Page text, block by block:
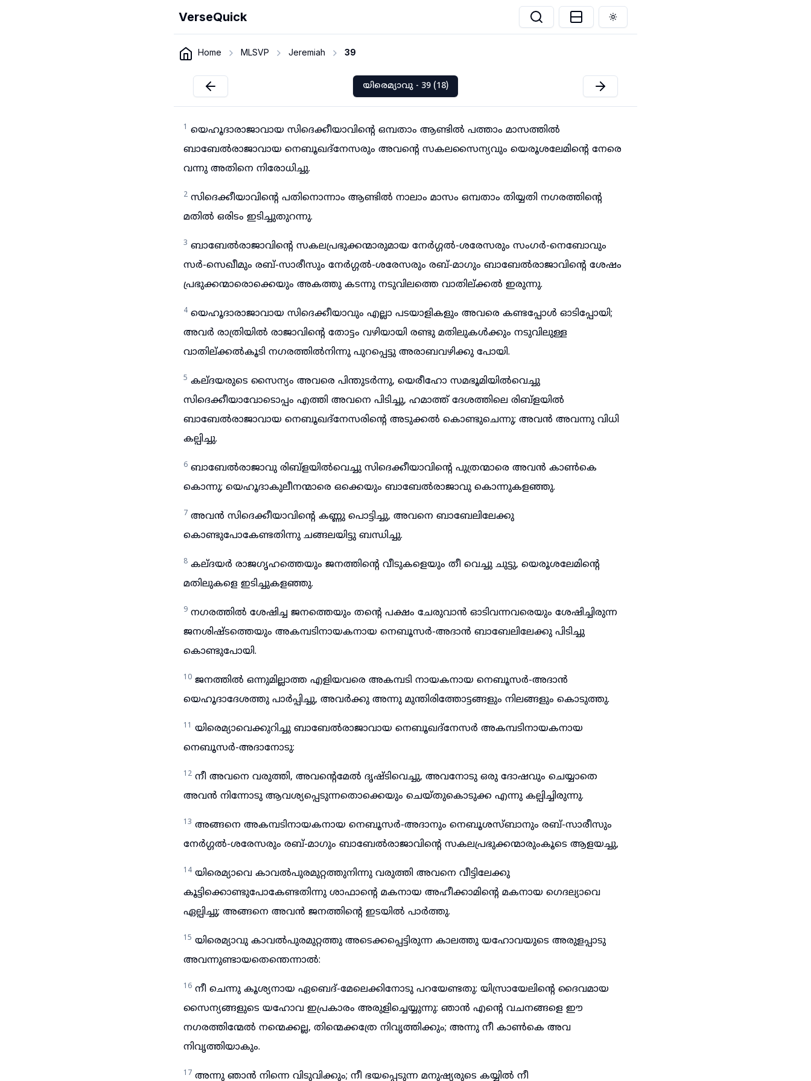
VerseQuick Toggle theme
Home MLSVP Jeremiah 39
യിരെമ്യാവു - 39 (18)
1 യെഹൂദാരാജാവായ സിദെക്കീയാവിന്റെ ഒമ്പതാം ആണ്ടിൽ പത്താം മാസത്തിൽ
ബാബേൽരാജാവായ നെബൂഖദ്നേസരും അവന്റെ സകലസൈന്യവും യെരൂശലേമിന്റെ നേരെ
വന്നു അതിനെ നിരോധിച്ചു.
2 സിദെക്കീയാവിന്റെ പതിനൊന്നാം ആണ്ടിൽ നാലാം മാസം ഒമ്പതാം തിയ്യതി നഗരത്തിന്റെ
മതിൽ ഒരിടം ഇടിച്ചുതുറന്നു.
3 ബാബേൽരാജാവിന്റെ സകലപ്രഭുക്കന്മാരുമായ നേർഗ്ഗൽ-ശരേസരും സംഗർ-നെബോവും
സർ-സെഖീമും രബ്-സാരീസും നേർഗ്ഗൽ-ശരേസരും രബ്-മാഗും ബാബേൽരാജാവിന്റെ ശേഷം
പ്രഭുക്കന്മാരൊക്കെയും അകത്തു കടന്നു നടുവിലത്തെ വാതില്ക്കൽ ഇരുന്നു.
4 യെഹൂദാരാജാവായ സിദെക്കീയാവും എല്ലാ പടയാളികളും അവരെ കണ്ടപ്പോൾ ഓടിപ്പോയി;
അവർ രാത്രിയിൽ രാജാവിന്റെ തോട്ടം വഴിയായി രണ്ടു മതിലുകൾക്കും നടുവിലുള്ള
വാതില്ക്കൽകൂടി നഗരത്തിൽനിന്നു പുറപ്പെട്ടു അരാബവഴിക്കു പോയി.
5 കല്ദയരുടെ സൈന്യം അവരെ പിന്തുടർന്നു, യെരീഹോ സമഭൂമിയിൽവെച്ചു
സിദെക്കീയാവോടൊപ്പം എത്തി അവനെ പിടിച്ചു, ഹമാത്ത് ദേശത്തിലെ രിബ്ളയിൽ
ബാബേൽരാജാവായ നെബൂഖദ്നേസരിന്റെ അടുക്കൽ കൊണ്ടുചെന്നു; അവൻ അവന്നു വിധി
കല്പിച്ചു.
6 ബാബേൽരാജാവു രിബ്ളയിൽവെച്ചു സിദെക്കീയാവിന്റെ പുത്രന്മാരെ അവൻ കാൺകെ
കൊന്നു; യെഹൂദാകുലീനന്മാരെ ഒക്കെയും ബാബേൽരാജാവു കൊന്നുകളഞ്ഞു.
7 അവൻ സിദെക്കീയാവിന്റെ കണ്ണു പൊട്ടിച്ചു, അവനെ ബാബേലിലേക്കു
കൊണ്ടുപോകേണ്ടതിന്നു ചങ്ങലയിട്ടു ബന്ധിച്ചു.
8 കല്ദയർ രാജഗൃഹത്തെയും ജനത്തിന്റെ വീടുകളെയും തീ വെച്ചു ചുട്ടു, യെരൂശലേമിന്റെ
മതിലുകളെ ഇടിച്ചുകളഞ്ഞു.
9 നഗരത്തിൽ ശേഷിച്ച ജനത്തെയും തന്റെ പക്ഷം ചേരുവാൻ ഓടിവന്നവരെയും ശേഷിച്ചിരുന്ന
ജനശിഷ്ടത്തെയും അകമ്പടിനായകനായ നെബൂസർ-അദാൻ ബാബേലിലേക്കു പിടിച്ചു
കൊണ്ടുപോയി.
10 ജനത്തിൽ ഒന്നുമില്ലാത്ത എളിയവരെ അകമ്പടി നായകനായ നെബൂസർ-അദാൻ
യെഹൂദാദേശത്തു പാർപ്പിച്ചു, അവർക്കു അന്നു മുന്തിരിത്തോട്ടങ്ങളും നിലങ്ങളും കൊടുത്തു.
11 യിരെമ്യാവെക്കുറിച്ചു ബാബേൽരാജാവായ നെബൂഖദ്നേസർ അകമ്പടിനായകനായ
നെബൂസർ-അദാനോടു:
12 നീ അവനെ വരുത്തി, അവന്റെമേൽ ദൃഷ്ടിവെച്ചു, അവനോടു ഒരു ദോഷവും ചെയ്യാതെ
അവൻ നിന്നോടു ആവശ്യപ്പെടുന്നതൊക്കെയും ചെയ്തുകൊടുക്ക എന്നു കല്പിച്ചിരുന്നു.
13 അങ്ങനെ അകമ്പടിനായകനായ നെബൂസർ-അദാനും നെബൂശസ്ബാനും രബ്-സാരീസും
നേർഗ്ഗൽ-ശരേസരും രബ്-മാഗും ബാബേൽരാജാവിന്റെ സകലപ്രഭുക്കന്മാരുംകൂടെ ആളയച്ചു,
14 യിരെമ്യാവെ കാവൽപുരമുറ്റത്തുനിന്നു വരുത്തി അവനെ വീട്ടിലേക്കു
കൂട്ടിക്കൊണ്ടുപോകേണ്ടതിന്നു ശാഫാന്റെ മകനായ അഹീക്കാമിന്റെ മകനായ ഗെദല്യാവെ
ഏല്പിച്ചു; അങ്ങനെ അവൻ ജനത്തിന്റെ ഇടയിൽ പാർത്തു.
15 യിരെമ്യാവു കാവൽപുരമുറ്റത്തു അടെക്കപ്പെട്ടിരുന്ന കാലത്തു യഹോവയുടെ അരുളപ്പാടു
അവന്നുണ്ടായതെന്തെന്നാൽ:
16 നീ ചെന്നു കൂശ്യനായ ഏബെദ്-മേലെക്കിനോടു പറയേണ്ടതു: യിസ്രായേലിന്റെ ദൈവമായ
സൈന്യങ്ങളുടെ യഹോവ ഇപ്രകാരം അരുളിച്ചെയ്യുന്നു: ഞാൻ എന്റെ വചനങ്ങളെ ഈ
നഗരത്തിന്മേൽ നന്മെക്കല്ല, തിന്മെക്കത്രേ നിവൃത്തിക്കും; അന്നു നീ കാൺകെ അവ
നിവൃത്തിയാകും.
17 അന്നു ഞാൻ നിന്നെ വിടുവിക്കും; നീ ഭയപ്പെടുന്ന മനുഷ്യരുടെ കയ്യിൽ നീ